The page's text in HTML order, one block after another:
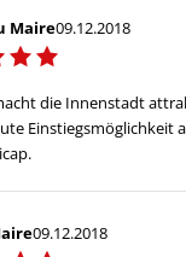
Maire09.12.2018
die Innenstadt
Einstiegsmöglichkeit
09.12.2018